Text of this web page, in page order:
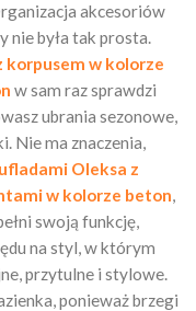
akcesoriów
nie była tak prosta.
korpusem w kolorze
w sam raz sprawdzi
ubrania sezonowe,
Nie ma znaczenia,
Oleksa z
w kolorze beton,
swoją funkcję,
na styl, w którym
przytulne i stylowe.
ponieważ brzegi